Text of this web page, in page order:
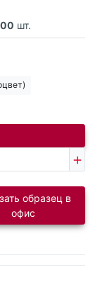
шт.
образец в
офис